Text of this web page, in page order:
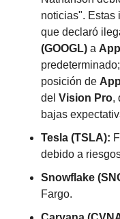
noticias". Estas
que declaró
(GOOGL) a
posición de
del Vision Pro,
bajas
Tesla (TSLA):
debido a
Snowflake
Fargo.